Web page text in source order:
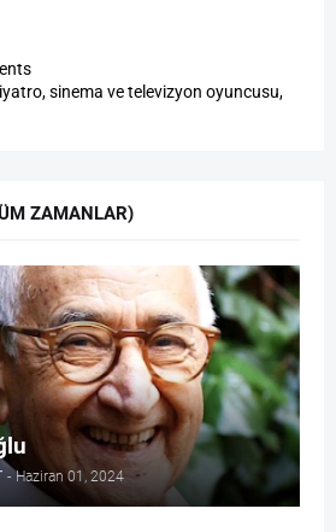
sinema ve televizyon oyuncusu,
ZAMANLAR)
- Haziran 01, 2024